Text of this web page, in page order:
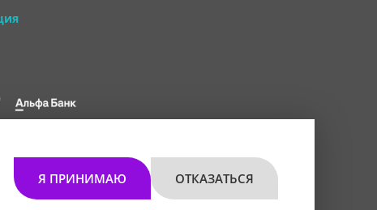
8200 1027 0000"
30.11.2021 г.
Я ПРИНИМАЮ ОТКАЗАТЬСЯ